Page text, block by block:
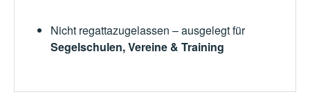
Nicht regattazugelassen – ausgelegt für
Segelschulen, Vereine & Training